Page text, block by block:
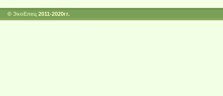
© ЭкоЕлец 2011-2020гг.